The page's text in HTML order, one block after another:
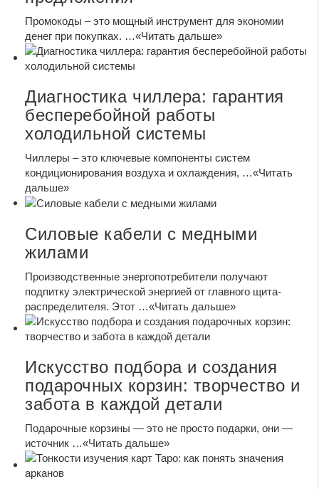
Промокоды – это мощный инструмент для экономии
денег при покупках. …«Читать дальше»
Диагностика чиллера: гарантия
бесперебойной работы
холодильной системы
Чиллеры – это ключевые компоненты систем
кондиционирования воздуха и охлаждения, …«Читать
дальше»
Силовые кабели с медными
жилами
Производственные энергопотребители получают
подпитку электрической энергией от главного щита-
распределителя. Этот …«Читать дальше»
Искусство подбора и создания
подарочных корзин: творчество и
забота в каждой детали
Подарочные корзины — это не просто подарки, они —
источник …«Читать дальше»